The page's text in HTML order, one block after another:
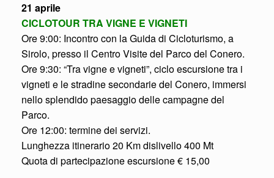
21 aprile
CICLOTOUR TRA VIGNE E VIGNETI
Ore 9:00: Incontro con la Guida di Cicloturismo, a
Sirolo, presso il Centro Visite del Parco del Conero.
Ore 9:30: “Tra vigne e vigneti”, ciclo escursione tra i
vigneti e le stradine secondarie del Conero, immersi
nello splendido paesaggio delle campagne del
Parco.
Ore 12:00: termine dei servizi.
Lunghezza itinerario 20 Km dislivello 400 Mt
Quota di partecipazione escursione € 15,00